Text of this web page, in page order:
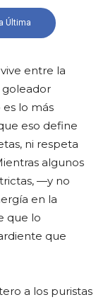
Última
entre la
goleador
lo más
eso define
ni respeta
algunos
—y no
en la
que lo
que
a los puristas